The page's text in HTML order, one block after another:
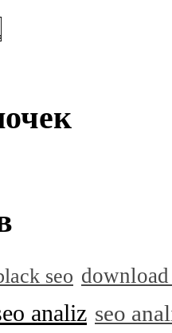
seo download
analiz seo